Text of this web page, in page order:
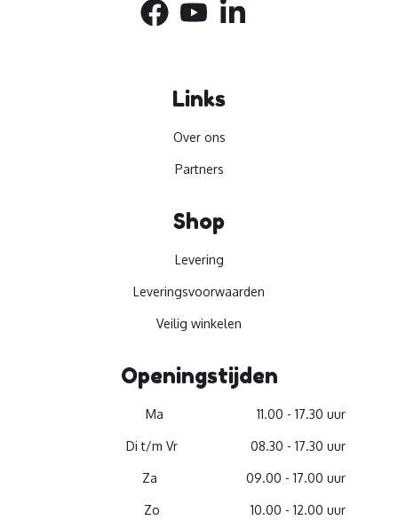
Links
Over ons
Partners
Shop
Levering
Leveringsvoorwaarden
Veilig winkelen
Openingstijden
Ma 11.00 - 17.30 uur
Di t/m Vr 08.30 - 17.30 uur
Za 09.00 - 17.00 uur
Zo 10.00 - 12.00 uur